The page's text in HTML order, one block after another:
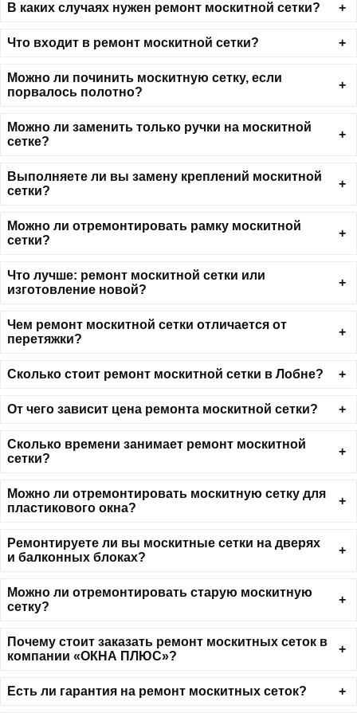
В каких случаях нужен ремонт москитной сетки?
Что входит в ремонт москитной сетки?
Можно ли починить москитную сетку, если
порвалось полотно?
Можно ли заменить только ручки на москитной
сетке?
Выполняете ли вы замену креплений москитной
сетки?
Можно ли отремонтировать рамку москитной
сетки?
Что лучше: ремонт москитной сетки или
изготовление новой?
Чем ремонт москитной сетки отличается от
перетяжки?
Сколько стоит ремонт москитной сетки в Лобне?
От чего зависит цена ремонта москитной сетки?
Сколько времени занимает ремонт москитной
сетки?
Можно ли отремонтировать москитную сетку для
пластикового окна?
Ремонтируете ли вы москитные сетки на дверях
и балконных блоках?
Можно ли отремонтировать старую москитную
сетку?
Почему стоит заказать ремонт москитных сеток в
компании «ОКНА ПЛЮС»?
Есть ли гарантия на ремонт москитных сеток?